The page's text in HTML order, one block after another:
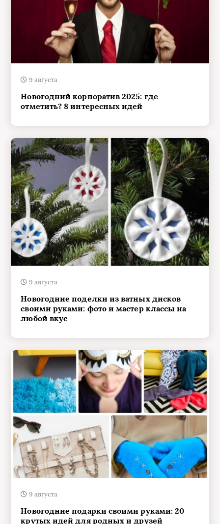
9 августа
Новогодний корпоратив 2025: где
отметить? 8 интересных идей
9 августа
Новогодние поделки из ватных дисков
своими руками: фото и мастер классы на
любой вкус
9 августа
Новогодние подарки своими руками: 20
крутых идей для родных и друзей